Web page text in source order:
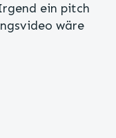
ein pitch
wäre